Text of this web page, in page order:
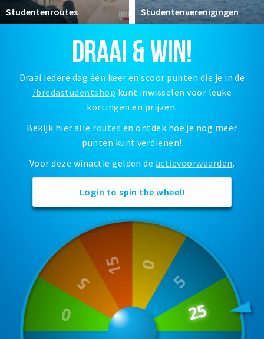
Inschrijven gemeente
Zorgverzekering
Huisarts en eerste hulp
KORTING
Breda Student Shop
Draai aan het rad!
VRIJE TIJD
Sport
Bezienswaardigheden
Musea, theaters & podia
Uitjes & activiteiten
Studentenroutes
Natuurgebieden
Party pics
Studentenroutes Studentenverenigingen
DRAAI & WIN!
Draai iedere dag één keer en scoor punten die je in de
/bredastudentshop kunt inwisselen voor leuke
kortingen en prijzen.
Bekijk hier alle routes en ontdek hoe je nog meer
punten kunt verdienen!
Voor deze winactie gelden de actievoorwaarden.
Login to spin the wheel!